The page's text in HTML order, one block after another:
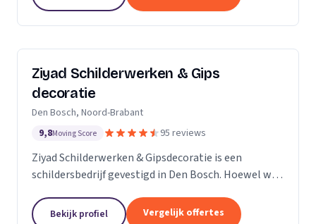
succes te...
Ziyad Schilderwerken & Gips
decoratie
Den Bosch, Noord-Brabant
9,8Moving Score 95 reviews
Ziyad Schilderwerken & Gipsdecoratie is een
schildersbedrijf gevestigd in Den Bosch. Hoewel we
vakmensen die al vele jaren actief zijn in de...
Bekijk profiel Vergelijk offertes